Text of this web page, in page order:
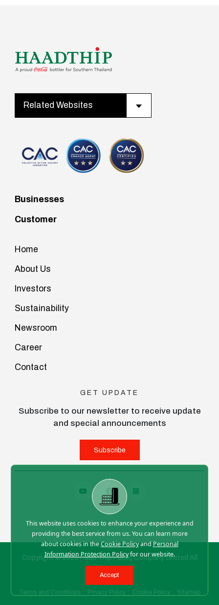
This website uses cookies to enhance your experience and
providing the best service from us. You can learn more
about cookies in theCookie PolicyandPersonal
Information Protection Policyfor our website.
Accept
Related Websites
Businesses
Customer
Home
About Us
Investors
Sustainability
Newsroom
Career
Contact
GET UPDATE
Subscribe to our newsletter to receive update
and special announcements
Subscribe
Copyright © 2026 Haad Thip Public Company Limited All
right reserved
Terms and Conditions Privacy Policy Cookie Policy Sitemap